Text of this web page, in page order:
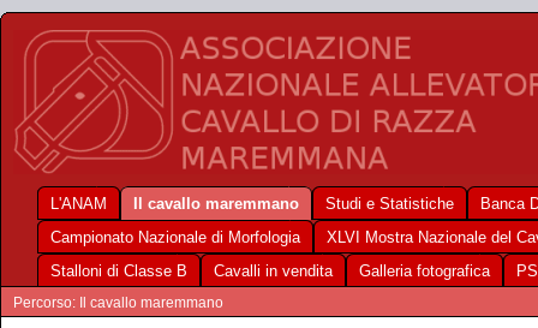
L'ANAM Il cavallo maremmano Studi e Statistiche
Banca
Campionato Nazionale di Morfologia
XLVI Mostra Nazionale del
Stalloni di Classe B
Cavalli in vendita Galleria fotografica
Percorso: Il cavallo maremmano